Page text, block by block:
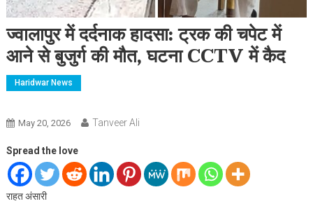
ज्वालापुर में दर्दनाक हादसा: ट्रक की चपेट में
आने से बुजुर्ग की मौत, घटना CCTV में कैद
Haridwar News
May 20, 2026 Tanveer Ali
Spread the love
राहत अंसारी